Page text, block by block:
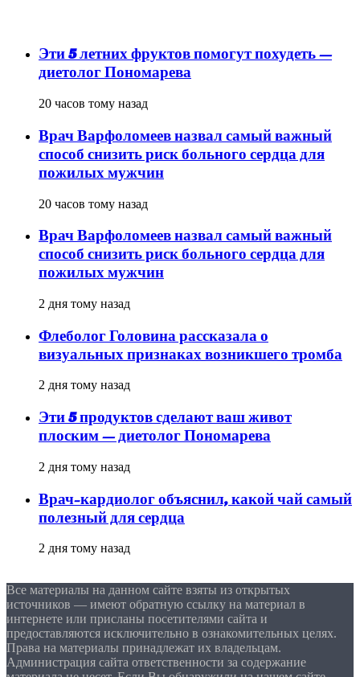
Эти 5 летних фруктов помогут похудеть —
диетолог Пономарева
20 часов тому назад
Врач Варфоломеев назвал самый важный
способ снизить риск больного сердца для
пожилых мужчин
20 часов тому назад
Врач Варфоломеев назвал самый важный
способ снизить риск больного сердца для
пожилых мужчин
2 дня тому назад
Флеболог Головина рассказала о
визуальных признаках возникшего тромба
2 дня тому назад
Эти 5 продуктов сделают ваш живот
плоским — диетолог Пономарева
2 дня тому назад
Врач-кардиолог объяснил, какой чай самый
полезный для сердца
2 дня тому назад
Все материалы на данном сайте взяты из открытых
источников — имеют обратную ссылку на материал в
интернете или присланы посетителями сайта и
предоставляются исключительно в ознакомительных целях.
Права на материалы принадлежат их владельцам.
Администрация сайта ответственности за содержание